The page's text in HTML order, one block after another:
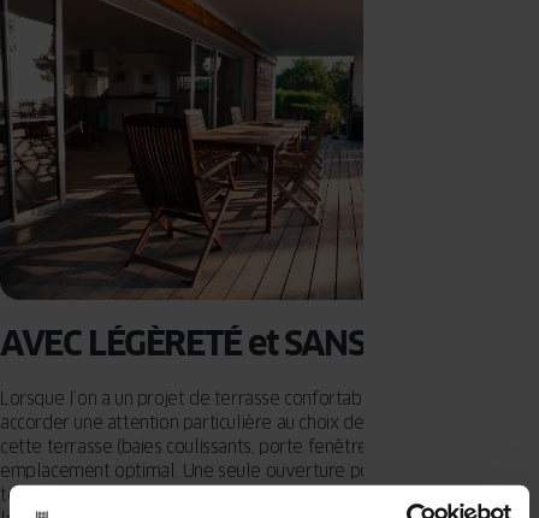
AVEC LÉGÈRETÉ et SANS OBSTACLE
Lorsque l’on a un projet de terrasse confortable, nous devons
accorder une attention particulière au choix des portes donnant sur
cette terrasse (baies coulissants, porte fenêtre…) et à leur
emplacement optimal. Une seule ouverture pour accéder à la
terrasse, est-ce un bon choix ? Si vous disposez d’une terrasse en